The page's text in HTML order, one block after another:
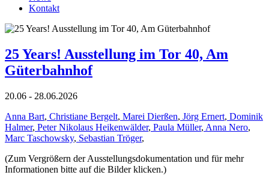
Kontakt
25 Years! Ausstellung im Tor 40, Am
Güterbahnhof
20.06 - 28.06.2026
Anna Bart, Christiane Bergelt, Marei Dierßen, Jörg Ernert, Dominik
Halmer, Peter Nikolaus Heikenwälder, Paula Müller, Anna Nero,
Marc Taschowsky, Sebastian Tröger,
(Zum Vergrößern der Ausstellungsdokumentation und für mehr
Informationen bitte auf die Bilder klicken.)